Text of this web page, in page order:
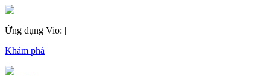
Ứng dụng Vio: |
Khám phá